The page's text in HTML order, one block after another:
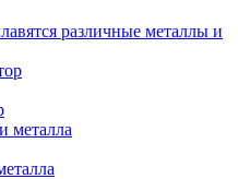
различные металлы и